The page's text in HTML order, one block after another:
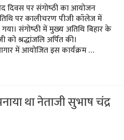
दिवस पर संगोष्‍ठी का आयोजन
पर कालीचरण पीजी कॉलेज में
संगोष्‍ठी में मुख्‍य अतिथि बिहार के
श्रद्धांजलि अर्पित की।
में आयोजित इस कार्यक्रम …
था नेताजी सुभाष चंद्र